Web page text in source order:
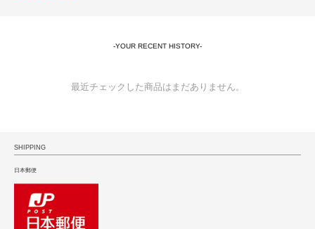
-YOUR RECENT HISTORY-
最近チェックした商品はまだありません。
SHIPPING
日本郵便